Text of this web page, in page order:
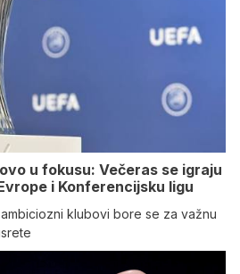
u fokusu: Večeras se igraju
i Konferencijsku ligu
klubovi bore se za važnu